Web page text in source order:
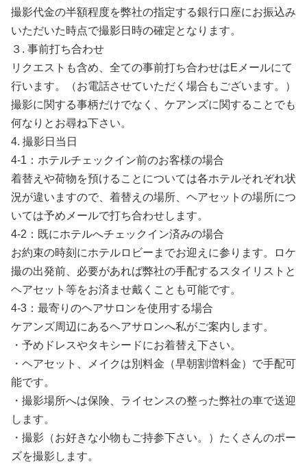
撮影代金の半額程度を弊社の指定する銀行口座にお振込み
いただいた時点で撮影日時の確定となります。
３. 事前打ち合わせ
リクエストも含め、全ての事前打ち合わせはEメールにて
行います。（お電話させていただく場合もございます。）
撮影に関する事柄だけでなく、ケアンズに関することでも
何なりとお尋ね下さい。
4. 撮影日当日
4-1：ホテルチェックイン前のお客様の場合
着替えや荷物を預けることについては各ホテルそれぞれ状
況が違いますので、着替えの場所、ヘアセットの場所につ
いては予めメールで打ち合わせします。
4-2：既にホテルへチェックイン済みの場合
お約束の時刻にホテルロビーまでお迎えに参ります。ロケ
撮の出発前、必要があれば弊社の手配するスタイリストと
ヘアセット等をお済ませ戴くことも可能です。
4-3：最寄りのヘアサロンを使用する場合
ケアンズ周辺にあるヘアサロンへ私がご案内します。
・予めドレスやタキシードにお着替え下さい。
・ヘアセット、メイクは別料金（早朝割増料金）で手配可
能です。
・撮影場所へは保険、ライセンスの整った弊社の車で送迎
します。
・撮影（お好きな小物もご持参下さい。）たくさんのポー
ズを撮影します。